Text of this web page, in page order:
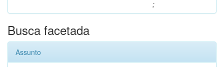
;
Busca facetada
Assunto